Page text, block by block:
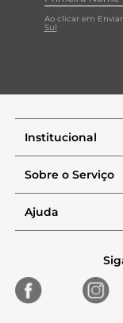
Ao clicar em
Sul
Institucional
Sobre o Serviço
Ajuda